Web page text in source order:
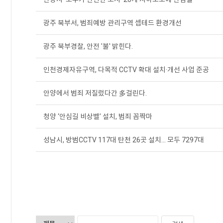
광주 북부서, 범죄예방 관리구역 셉테드 환경개선
광주 북부경찰, 안전 '불' 밝힌다.
인천경제자유구역, 다목적 CCTV 확대 설치·개선 사업 준공
안양에서 범죄 저질렀다간 多걸린다.
청양 ‘안심길 비상벨’ 설치, 범죄 꼼짝마
성남시, 방범CCTV 117대 탄천 26곳 설치... 모두 7297대